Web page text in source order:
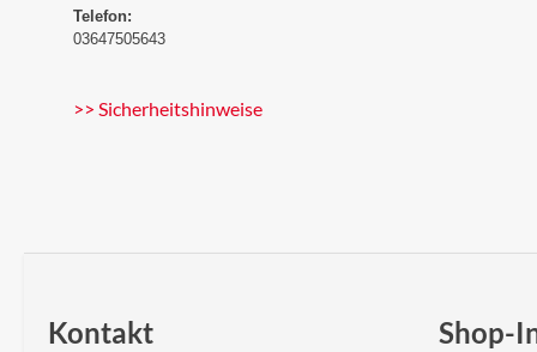
Telefon:
03647505643
>> Sicherheitshinweise
Kontakt Shop-